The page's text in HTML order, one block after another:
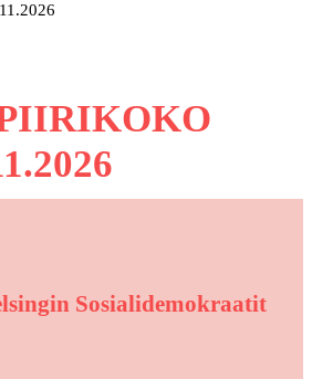
Sosialidemokraatit